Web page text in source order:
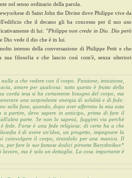
nel senso ordinario della parola.
di Saint John the Divine dove Philippe vive da
che il decano gli ha concesso per il suo uso
di lui: "Philippe non crede in Dio. Dio però
Dio vede il dio che è in lui.
intenso della conversazione di Philippe Petit e che
sua filosofia e che lancio così com'è, senza ulteriori
a che vedere con il corpo. Passione, intuizione,
amore per qualcosa: tutto questo è frutto della
corda tesa si ha certamente bisogno del corpo, ma
una sorpredente energia di solidità e di fede:
sulla fune, quando, dopo aver afferrato la mia asta
a partire, devo sapere in anticipo, prima di fare il
parte. Se non lo sapessi, fuggirei via perchè
è fede. Forse è una fede religiosa: di certo ha a che
è di avere un'idea, un progetto, impegnare la
coinvolgere il corpo, tirandolo per una manica. Il
per fare le sue famose dodici piroette Baryshnikov*
ma è solo un dettaglio. La cosa importante è